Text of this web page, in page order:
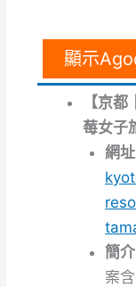
顯示
【京
莓女子
網址
簡介
案